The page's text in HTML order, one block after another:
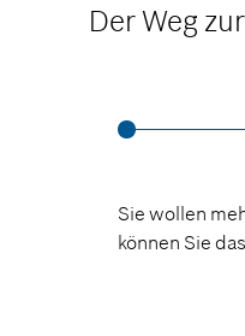
Der Weg
Sie wollen
können Sie